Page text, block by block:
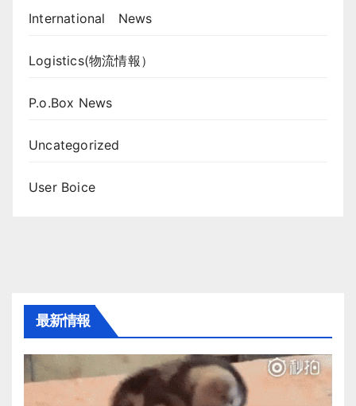
International News
Logistics(物流情報）
P.o.Box News
Uncategorized
User Boice
最新情報